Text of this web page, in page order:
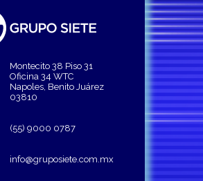
Montecito 38 Piso 31
Oficina 34 WTC
Napoles, Benito Juárez
03810
(55) 9000 0787
info@gruposiete.com.mx